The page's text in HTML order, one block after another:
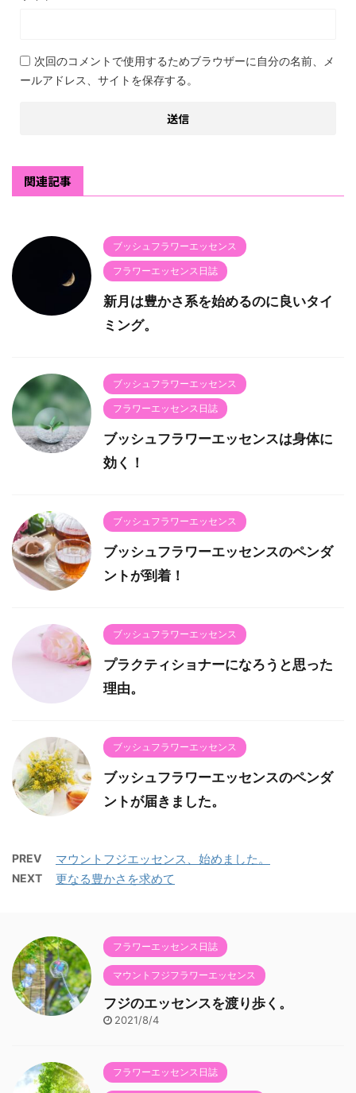
次回のコメントで使用するためブラウザーに自分の名前、メ
ールアドレス、サイトを保存する。
関連記事
ブッシュフラワーエッセンス
フラワーエッセンス日誌
新月は豊かさ系を始めるのに良いタイ
ミング。
ブッシュフラワーエッセンス
フラワーエッセンス日誌
ブッシュフラワーエッセンスは身体に
効く！
ブッシュフラワーエッセンス
ブッシュフラワーエッセンスのペンダ
ントが到着！
ブッシュフラワーエッセンス
プラクティショナーになろうと思った
理由。
ブッシュフラワーエッセンス
ブッシュフラワーエッセンスのペンダ
ントが届きました。
PREV マウントフジエッセンス、始めました。
NEXT 更なる豊かさを求めて
フラワーエッセンス日誌
マウントフジフラワーエッセンス
フジのエッセンスを渡り歩く。
2021/8/4
フラワーエッセンス日誌